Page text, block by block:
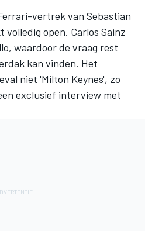
vertrek van Sebastian
volledig open. Carlos Sainz
waardoor de vraag rest
kan vinden. Het
niet 'Milton Keynes', zo
exclusief interview met